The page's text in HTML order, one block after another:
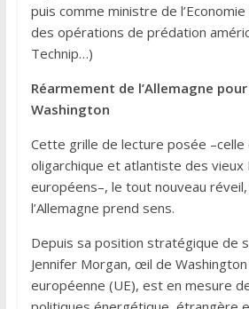
puis comme ministre de
des opérations de prédation
Technip…)
Réarmement de l’Allemagne
Washington
Cette grille de lecture posée –celle
oligarchique et atlantiste des vieux
européens–, le tout nouveau
l’Allemagne prend sens.
Depuis sa position stratégique de
Jennifer Morgan, œil de Washington
européenne (UE), est en mesure